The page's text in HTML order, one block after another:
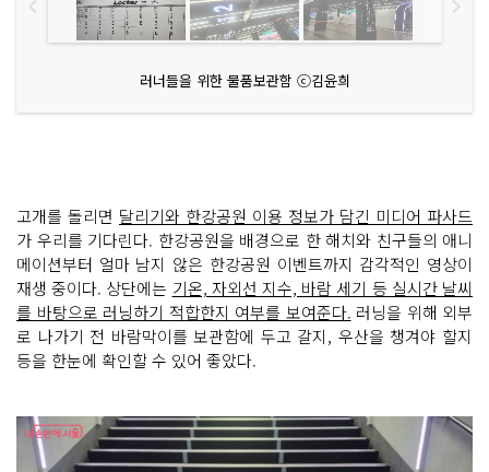
러너들을 위한 물품보관함 ⓒ김윤희
고개를 돌리면 달리기와 한강공원 이용 정보가 담긴 미디어 파사드
가 우리를 기다린다. 한강공원을 배경으로 한 해치와 친구들의 애니
메이션부터 얼마 남지 않은 한강공원 이벤트까지 감각적인 영상이
재생 중이다. 상단에는 기온, 자외선 지수, 바람 세기 등 실시간 날씨
를 바탕으로 러닝하기 적합한지 여부를 보여준다. 러닝을 위해 외부
로 나가기 전 바람막이를 보관함에 두고 갈지, 우산을 챙겨야 할지
등을 한눈에 확인할 수 있어 좋았다.